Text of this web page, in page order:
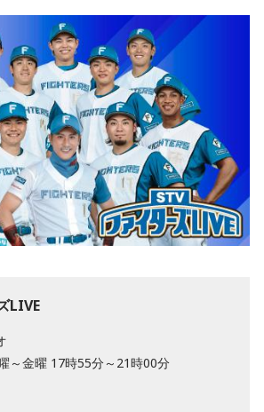
LIVE
～金曜 17時55分～21時00分